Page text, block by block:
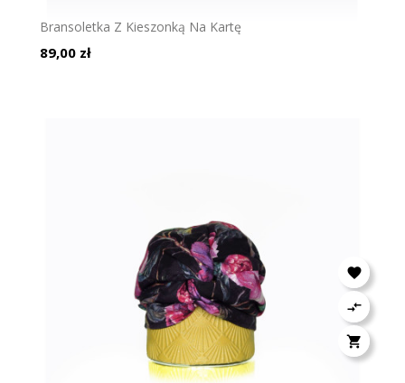
Bransoletka Z Kieszonką Na Kartę
Cena
89,00 zł


